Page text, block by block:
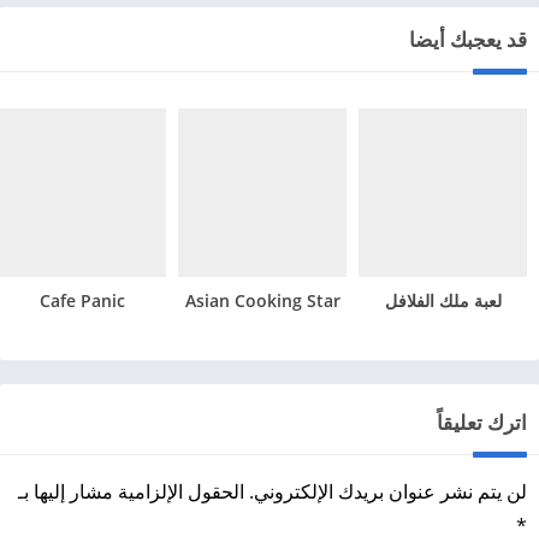
قد يعجبك أيضا
لعبة ملك الفلافل Asian Cooking Star
Cafe Panic
اترك تعليقاً
لن يتم نشر عنوان بريدك الإلكتروني. الحقول الإلزامية مشار إليها بـ
*